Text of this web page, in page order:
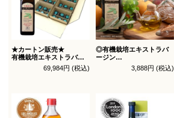
★カートン販売★
有機栽培エキストラバー
オリーブオイル ブレンド
69,984円 (税込)
◎有機栽培エキストラバ
ージン
オリーブオイル ブレンド
3,888円 (税込)